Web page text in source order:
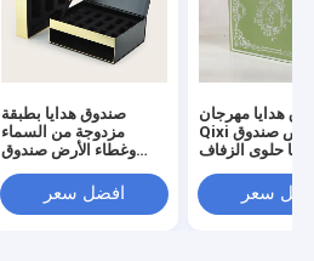
صندوق هدايا بطبقة
مزدوجة من السماء
وغطاء الأرض صندوق
افضل سعر
هدايا مهرجان
Qixi مخصص صندوق
حلوى الزفاف
سعر